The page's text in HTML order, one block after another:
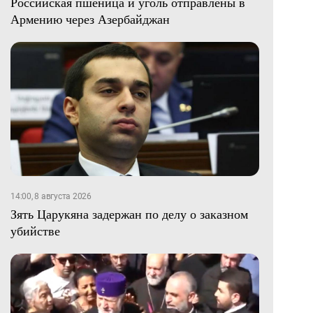
Армению через Азербайджан
14:00, 8 августа 2026
Зять Царукяна задержан по делу о заказном
убийстве